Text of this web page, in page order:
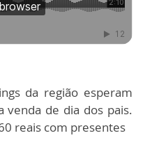
da região esperam
venda de dia dos pais.
reais com presentes